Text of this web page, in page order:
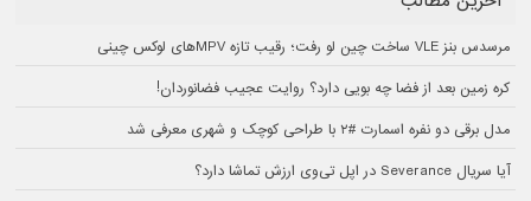
مرسدس بنز VLE ساخت چین لو رفت؛ رقیب تازه MPVهای لوکس چینی
کره زمین بعد از فضا چه بویی دارد؟ روایت عجیب فضانوردان!
مدل برقی دو نفره اسمارت #۲ با طراحی کوچک و شهری معرفی شد
آیا سریال Severance در اپل تی‌وی ارزش تماشا دارد؟